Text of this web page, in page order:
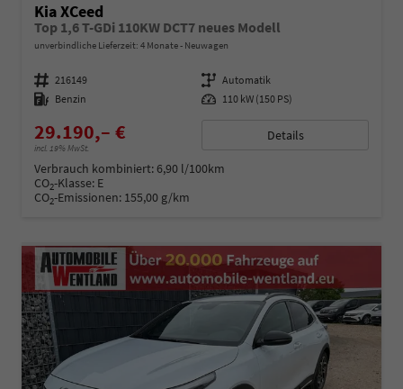
Kia XCeed
Top 1,6 T-GDi 110KW DCT7 neues Modell
unverbindliche Lieferzeit: 4 Monate Neuwagen
Fahrzeugnummer 216149 Getriebe Automatik
Kraftstoff Benzin Leistung 110 kW (150 PS)
29.190,– €
incl. 19% MwSt.
Details
Verbrauch kombiniert:6,90 l/100km
CO2-Klasse: E
CO2-Emissionen: 155,00 g/km